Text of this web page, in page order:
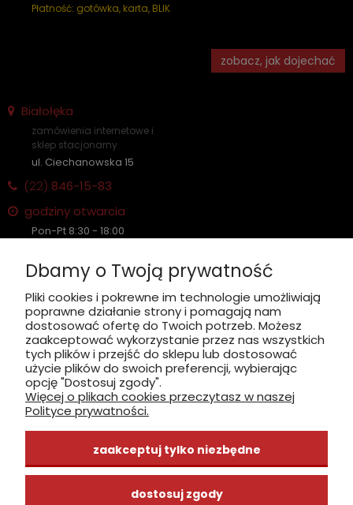
Płatność: gotówka, karta, BLIK
zobacz, jak dojechać
Białołęka
zamówienia internetowe i
sklep stacjonarny
ul. Ciechanowska 15
(22) 846-15-83
godziny otwarcia
Pon-Pt 8:30 - 18:00
Płatność: gotówka, karta, BLIK
zobacz, jak dojechać
INFORMACJE
ZAKUPY
CENTRUM WIEDZY
Dbamy o Twoją prywatność
Pliki cookies i pokrewne im technologie umożliwiają
poprawne działanie strony i pomagają nam
dostosować ofertę do Twoich potrzeb. Możesz
zaakceptować wykorzystanie przez nas wszystkich
tych plików i przejść do sklepu lub dostosować
użycie plików do swoich preferencji, wybierając
opcję "Dostosuj zgody".
Więcej o plikach cookies przeczytasz w naszej
Polityce prywatności.
zaakceptuj tylko niezbędne
dostosuj zgody